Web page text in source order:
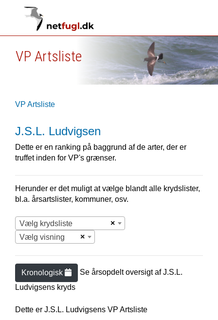
VP Artsliste
VP Artsliste
J.S.L. Ludvigsen
Dette er en ranking på baggrund af de arter, der er
truffet inden for VP's grænser.
Herunder er det muligt at vælge blandt alle krydslister,
bl.a. årsartslister, kommuner, osv.
×
Vælg krydsliste
×
Vælg visning
Kronologisk Se årsopdelt oversigt afJ.S.L.
Ludvigsens kryds
Dette er J.S.L. Ludvigsens VP Artsliste